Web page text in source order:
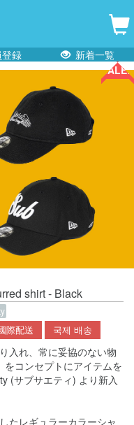
録 新着一覧
shirt - Black
際配送 국제 배송
入れ、常に妥協のない物
コンセプトにアイテムを
(サブサエティ) より新入
たレギュラーカラーシャ
SALE!!
SALE!!